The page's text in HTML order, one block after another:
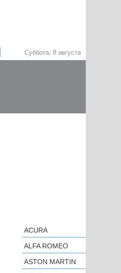
Суббота, 8 августа
ACURA
ALFA ROMEO
ASTON MARTIN